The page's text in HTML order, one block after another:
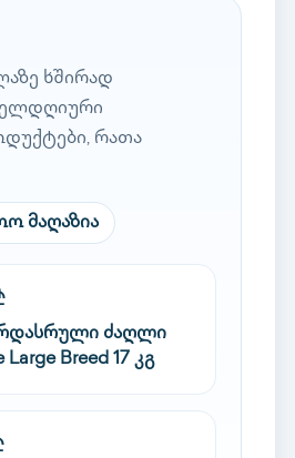
ხშირად
რათა
მაღაზია
ძაღლი
Large Breed 17 კგ